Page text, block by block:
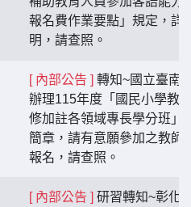
報名費作業要點」規定，詳
明，請查照。
[ 內部公告 ] 轉知~國立臺南
辦理115年度「國民小學教
修加註各領域專長學分班」
簡章，請有意願參加之教師
報名，請查照。
[ 內部公告 ] 研習轉知~彰化